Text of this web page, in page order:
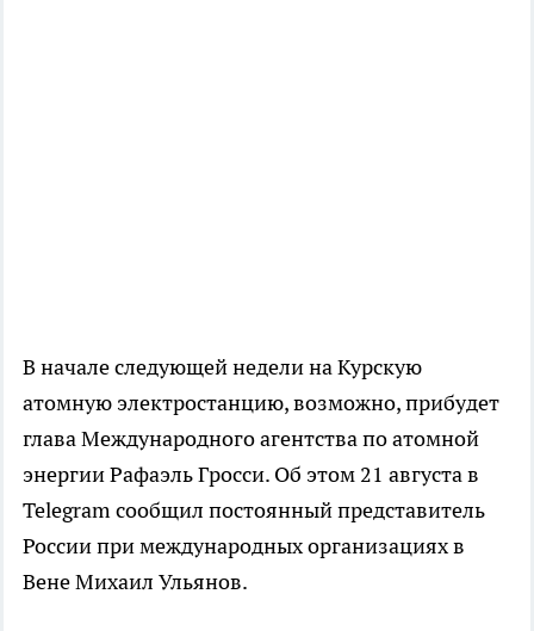
В начале следующей недели на Курскую
атомную электростанцию, возможно, прибудет
глава Международного агентства по атомной
энергии Рафаэль Гросси. Об этом 21 августа в
Telegram сообщил постоянный представитель
России при международных организациях в
Вене Михаил Ульянов.